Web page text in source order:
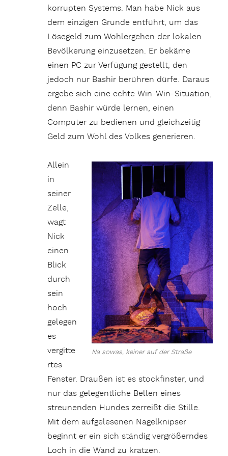
korrupten Systems. Man habe Nick aus
dem einzigen Grunde entführt, um das
Lösegeld zum Wohlergehen der lokalen
Bevölkerung einzusetzen. Er bekäme
einen PC zur Verfügung gestellt, den
jedoch nur Bashir berühren dürfe. Daraus
ergebe sich eine echte Win-Win-Situation,
denn Bashir würde lernen, einen
Computer zu bedienen und gleichzeitig
Geld zum Wohl des Volkes generieren.
Na sowas, keiner auf der Straße
Allein
in
seiner
Zelle,
wagt
Nick
einen
Blick
durch
sein
hoch
gelegen
es
vergitte
rtes
Fenster. Draußen ist es stockfinster, und
nur das gelegentliche Bellen eines
streunenden Hundes zerreißt die Stille.
Mit dem aufgelesenen Nagelknipser
beginnt er ein sich ständig vergrößerndes
Loch in die Wand zu kratzen.